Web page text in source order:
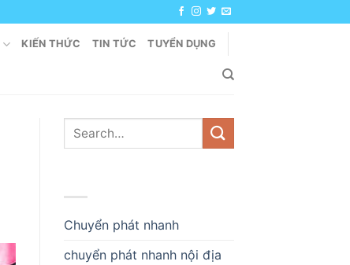
KIẾN THỨC TIN TỨC TUYỂN DỤNG
Chuyển phát nhanh
chuyển phát nhanh nội địa